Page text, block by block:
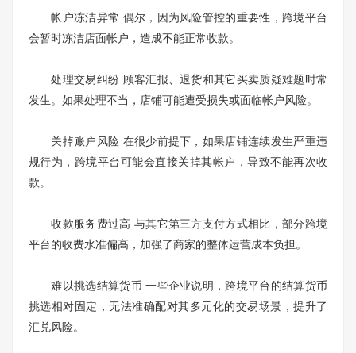
帐户冻洁异常 偶尔，因为风险管控的重要性，跨境平台
会暂时冻洁店面帐户，造成不能正常收款。
处理交易纠纷 顾客汇报、退货和其它买卖质疑难题时常
发生。如果处理不当，店铺可能遭受损失或面临帐户风险。
关掉账户风险 在很少前提下，如果店铺连续发生严重违
规行为，跨境平台可能会直接关掉其帐户，导致不能再次收
款。
收款服务费过高 与其它第三方支付方式相比，部分跨境
平台的收费水准偏高，加强了商家的整体运营成本负担。
难以挑选结算货币 一些企业说明，跨境平台的结算货币
挑选相对固定，无法准确配对其多元化的交易场景，提升了
汇兑风险。